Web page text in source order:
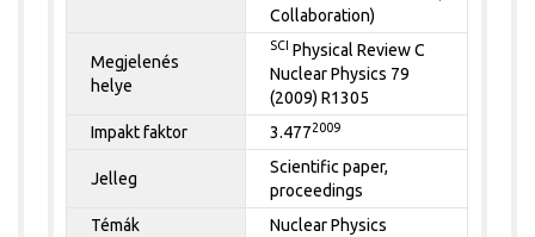
Collaboration)
Megjelenés
helye
SCI Physical Review C
Nuclear Physics 79
(2009) R1305
Impakt faktor
3.4772009
Jelleg
Scientific paper,
proceedings
Témák
Nuclear Physics